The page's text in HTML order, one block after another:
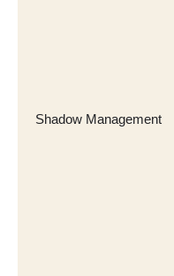
Shadow Management